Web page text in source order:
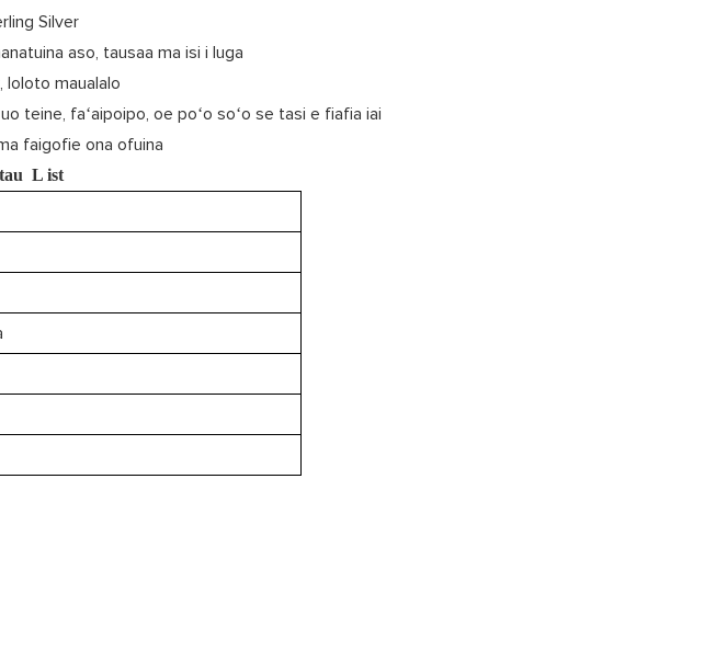
Silver
aso, tausaa ma isi i luga
loloto maualalo
teine, faʻaipoipo, oe poʻo soʻo se tasi e fiafia iai
faigofie ona ofuina
L ist